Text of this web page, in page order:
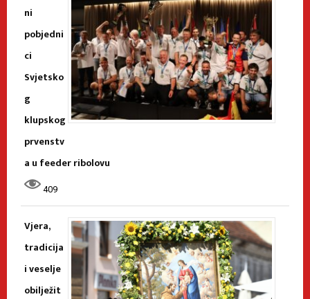
ni
pobjedni
ci
Svjetsko
g
klupskog
prvenstv
a u feeder ribolovu
409
Vjera,
tradicija
i veselje
obilježit